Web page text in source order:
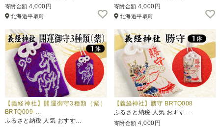
寄附金額 4,000円
北海道平取町
寄附金額 4,000円
北海道平取町
【義経神社】開運御守3種類（紫）
BRTQ009-…
ふるさと納税 人気 おすす…
【義経神社】勝守 BRTQ008
ふるさと納税 人気 おすす…
寄附金額 4,000円